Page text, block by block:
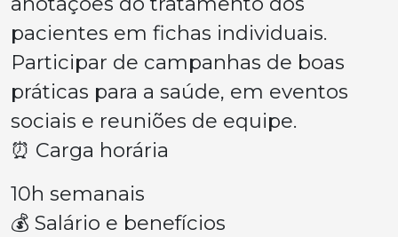
pacientes em fichas individuais.
Participar de campanhas de boas
práticas para a saúde, em eventos
sociais e reuniões de equipe.
⏰ Carga horária
10h semanais
💰 Salário e benefícios